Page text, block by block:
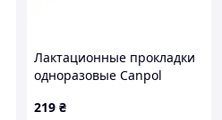
Лактационные прокладки
одноразовые Canpol
219 ₴